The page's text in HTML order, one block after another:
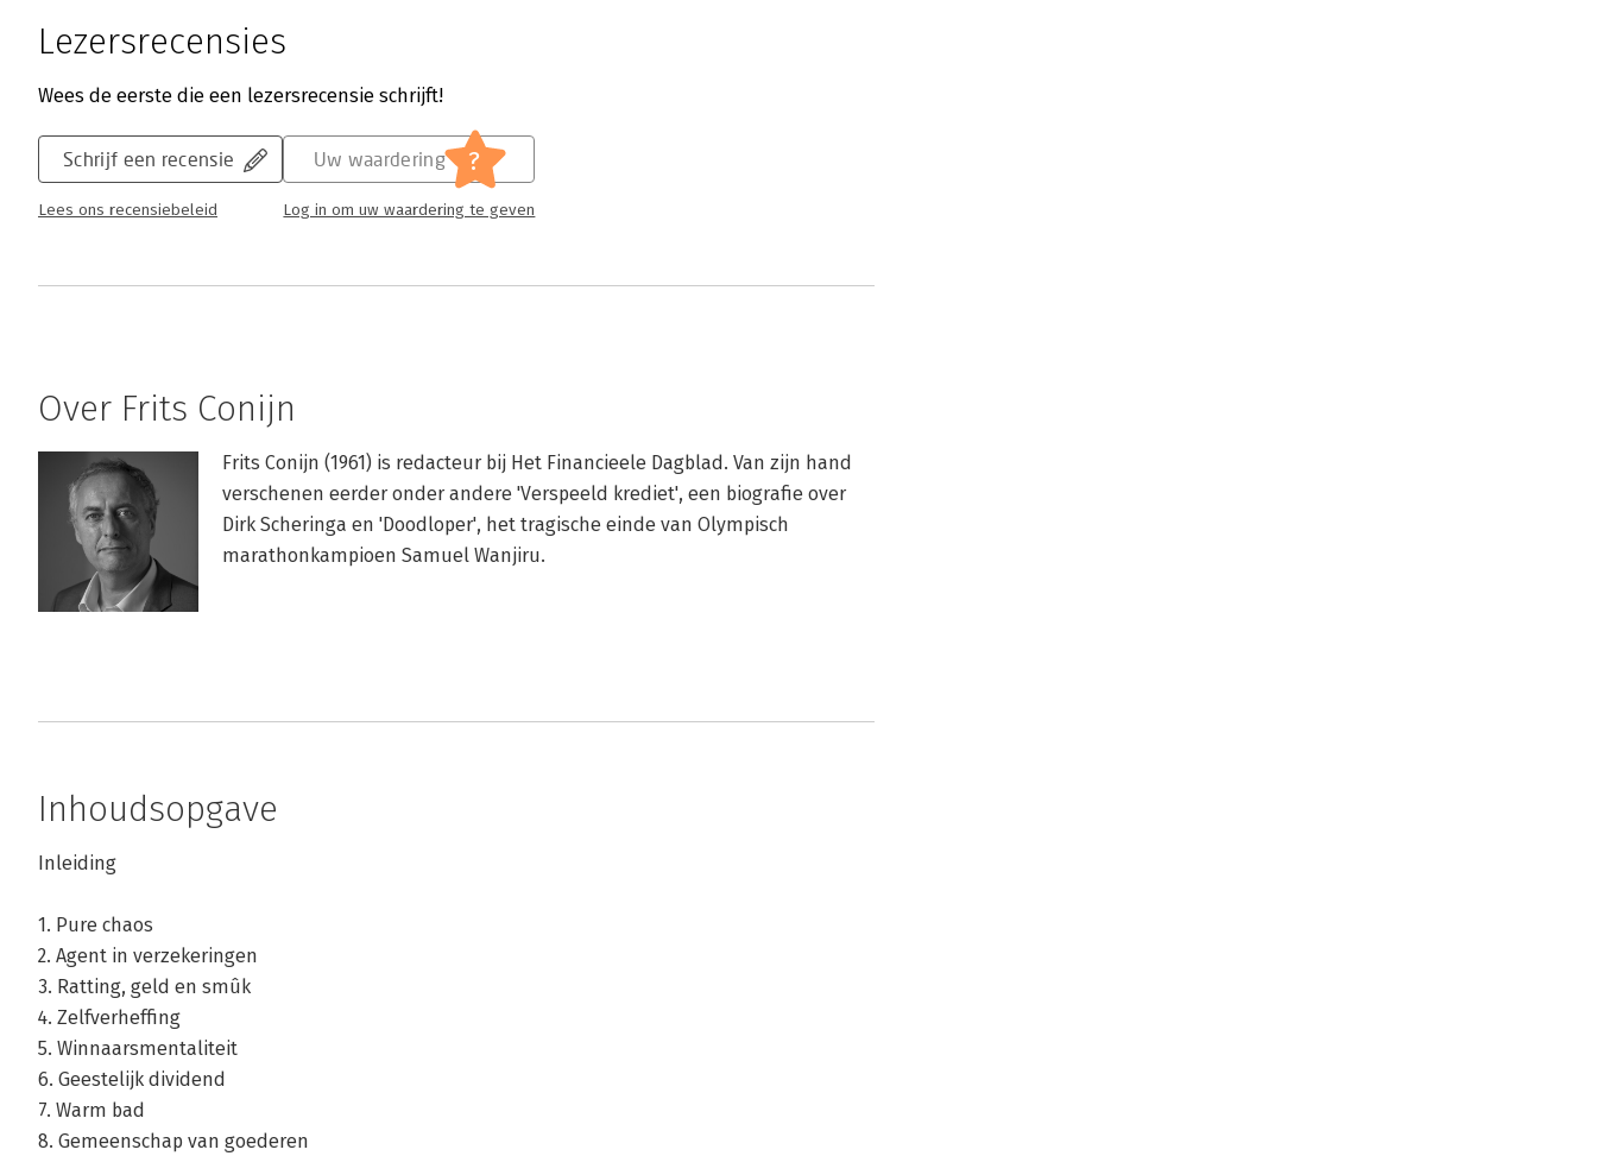
Peter Vermeulen | 21 januari 2011
Dirk Scheringa is de belichaming geworden van het nieuwe brutale zakendoen in
de Nederlandse financiële wereld. Op eigen kracht weet Scheringa zich op te
werken tot een zeer vermogend ondernemer, om vervolgens volkomen verguisd
De Nederlandsche Bank. Vanaf dat moment voelt hij zich superieur en waant hij
Lees verder
Lezersrecensies
Wees de eerste die een lezersrecensie schrijft!
Schrijf een recensie
Lees ons recensiebeleid
Uw waardering ?
Log in om uw waardering te geven
Over Frits Conijn
Frits Conijn (1961) is redacteur bij Het Financieele Dagblad. Van zijn hand
verschenen eerder onder andere 'Verspeeld krediet', een biografie over
Dirk Scheringa en 'Doodloper', het tragische einde van Olympisch
marathonkampioen Samuel Wanjiru.
Inhoudsopgave
Inleiding
1. Pure chaos
2. Agent in verzekeringen
3. Ratting, geld en smûk
4. Zelfverheffing
5. Winnaarsmentaliteit
6. Geestelijk dividend
7. Warm bad
8. Gemeenschap van goederen